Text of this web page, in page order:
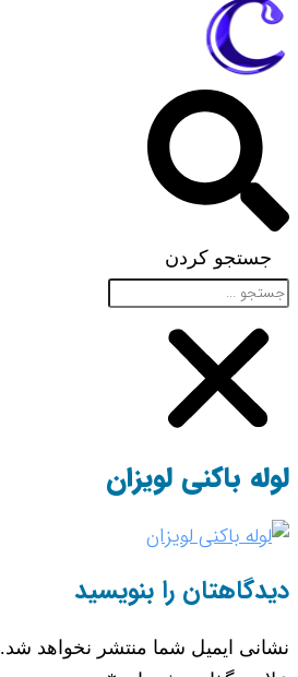
جستجو کردن
لوله باکنی لویزان
دیدگاهتان را بنویسید
نشانی ایمیل شما منتشر نخواهد شد.